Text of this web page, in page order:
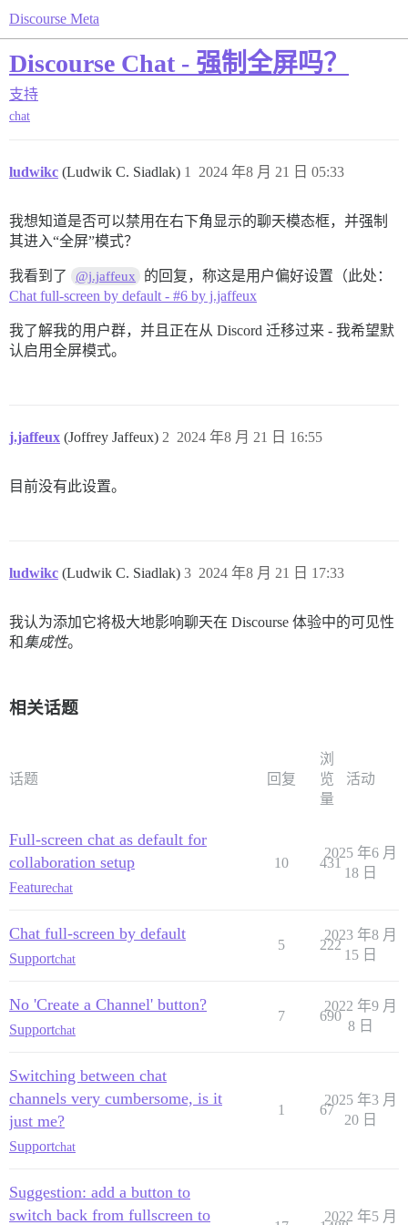
Discourse Meta
Discourse Chat - 强制全屏吗？
支持
chat
ludwikc (Ludwik C. Siadlak) 2024 年8 月 21 日 05:33
1
我想知道是否可以禁用在右下角显示的聊天模态框，并强制
其进入“全屏”模式？
我看到了 @j.jaffeux
的回复，称这是用户偏好设置（此处：
Chat full-screen by default - #6 by j.jaffeux
我了解我的用户群，并且正在从 Discord 迁移过来 - 我希望默
认启用全屏模式。
j.jaffeux (Joffrey Jaffeux) 2024 年8 月 21 日 16:55
2
目前没有此设置。
ludwikc (Ludwik C. Siadlak) 2024 年8 月 21 日 17:33
3
我认为添加它将极大地影响聊天在 Discourse 体验中的可见性
和集成性。
相关话题
话题 回复
浏
览
量
活动
Full-screen chat as default for
collaboration setup
Featurechat
10 431
2025 年6 月
18 日
Chat full-screen by default
Supportchat
5 222
2023 年8 月
15 日
No 'Create a Channel' button?
Supportchat
7 690
2022 年9 月
8 日
Switching between chat
channels very cumbersome, is it
just me?
Supportchat
1 67
2025 年3 月
20 日
Suggestion: add a button to
switch back from fullscreen to
2022 年5 月